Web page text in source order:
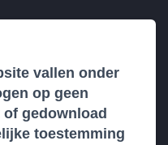
vallen onder
op geen
gedownload
toestemming